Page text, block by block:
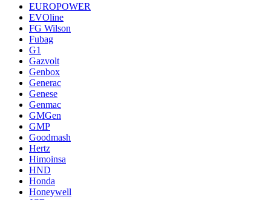
EUROPOWER
EVOline
FG Wilson
Fubag
G1
Gazvolt
Genbox
Generac
Genese
Genmac
GMGen
GMP
Goodmash
Hertz
Himoinsa
HND
Honda
Honeywell